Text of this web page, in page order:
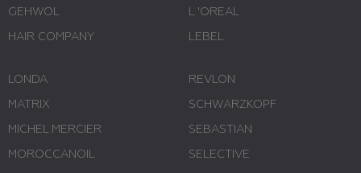
GEHWOL
HAIR COMPANY
L 'ОREAL
LEBEL
LONDA
MATRIX
MICHEL MERCIER
MOROCCANOIL
REVLON
SCHWARZKOPF
SEBASTIAN
SELECTIVE